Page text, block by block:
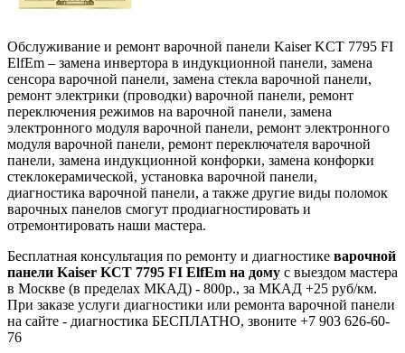
Обслуживание и ремонт варочной панели Kaiser KCT 7795 FI
ElfEm – замена инвертора в индукционной панели, замена
сенсора варочной панели, замена стекла варочной панели,
ремонт электрики (проводки) варочной панели, ремонт
переключения режимов на варочной панели, замена
электронного модуля варочной панели, ремонт электронного
модуля варочной панели, ремонт переключателя варочной
панели, замена индукционной конфорки, замена конфорки
стеклокерамической, установка варочной панели,
диагностика варочной панели, а также другие виды поломок
варочных панелов смогут продиагностировать и
отремонтировать наши мастера.
Бесплатная консультация по ремонту и диагностике варочной
панели Kaiser KCT 7795 FI ElfEm на дому с выездом мастера
в Москве (в пределах МКАД) - 800р., за МКАД +25 руб/км.
При заказе услуги диагностики или ремонта варочной панели
на сайте - диагностика БЕСПЛАТНО, звоните +7 903 626-60-
76